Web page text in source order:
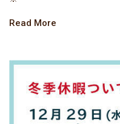
Read More